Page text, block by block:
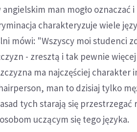
man mogło oznaczać i
charakteryzuje wiele
mówi: "Wszyscy moi studenci
- zresztą i tak pewnie
ma najczęściej charakter
man to dzisiaj tylko
tych starają się przestrzegać
uczącym się tego języka.